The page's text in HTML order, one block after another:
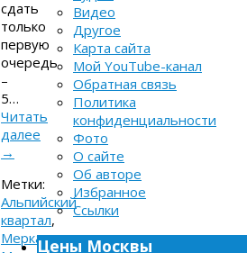
сдать
только
первую
очередь
–
5…
Читать
далее
→
Метки:
Альпийский
квартал,
Меркато,
Видео
Другое
Карта сайта
Мой YouTube-канал
Обратная связь
Политика
конфиденциальности
Фото
О сайте
Об авторе
Избранное
Ссылки
Цены Москвы